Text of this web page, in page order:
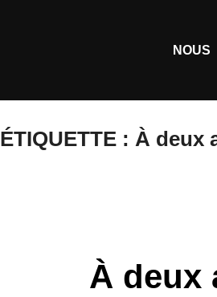
NOUS
ÉTIQUETTE : À deux
À deux